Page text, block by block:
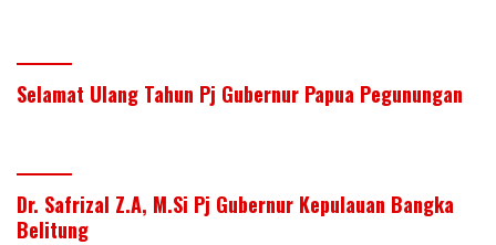
Selamat Ulang Tahun Pj Gubernur Papua Pegunungan
Dr. Safrizal Z.A, M.Si Pj Gubernur Kepulauan Bangka
Belitung